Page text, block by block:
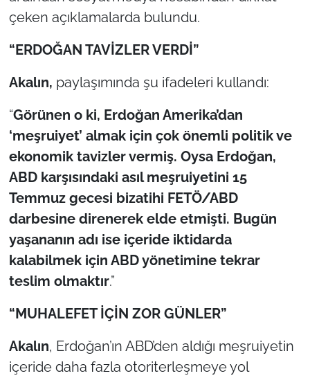
çeken açıklamalarda bulundu.
“ERDOĞAN TAVİZLER VERDİ”
Akalın, paylaşımında şu ifadeleri kullandı:
“Görünen o ki, Erdoğan Amerika’dan
‘meşruiyet’ almak için çok önemli politik ve
ekonomik tavizler vermiş. Oysa Erdoğan,
ABD karşısındaki asıl meşruiyetini 15
Temmuz gecesi bizatihi FETÖ/ABD
darbesine direnerek elde etmişti. Bugün
yaşananın adı ise içeride iktidarda
kalabilmek için ABD yönetimine tekrar
teslim olmaktır.”
“MUHALEFET İÇİN ZOR GÜNLER”
Akalın, Erdoğan’ın ABD’den aldığı meşruiyetin
içeride daha fazla otoriterleşmeye yol
Flaş Haber
Dış Haberler
Magazin
İş Dünyası
Bilim Teknoloji
English News
Canlı Maç
Finans
Genel-A
Gündem-Eğitim